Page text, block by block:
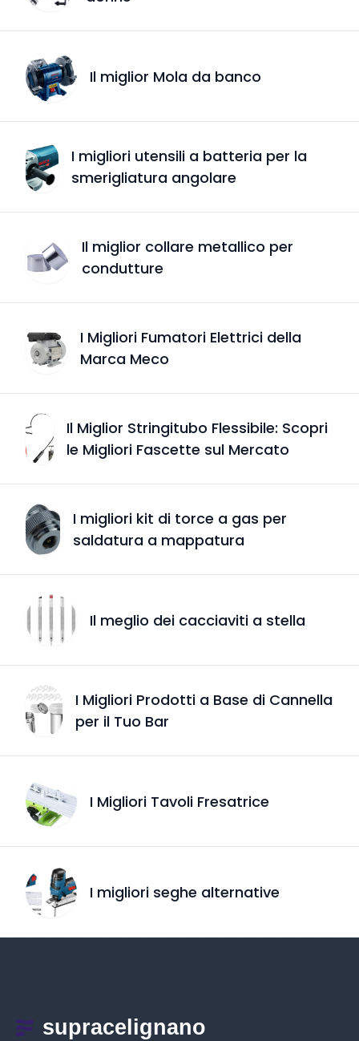
Il miglior Mola da banco
I migliori utensili a batteria per la
smerigliatura angolare
Il miglior collare metallico per
condutture
I Migliori Fumatori Elettrici della
Marca Meco
Il Miglior Stringitubo Flessibile: Scopri
le Migliori Fascette sul Mercato
I migliori kit di torce a gas per
saldatura a mappatura
Il meglio dei cacciaviti a stella
I Migliori Prodotti a Base di Cannella
per il Tuo Bar
I Migliori Tavoli Fresatrice
I migliori seghe alternative